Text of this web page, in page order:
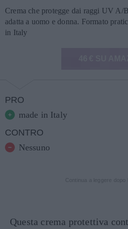
Crema che protegge dai raggi UV
adatta a uomo e donna. Formato
in Italy
PRO
made in Italy
CONTRO
Nessuno
Questa crema protettiva